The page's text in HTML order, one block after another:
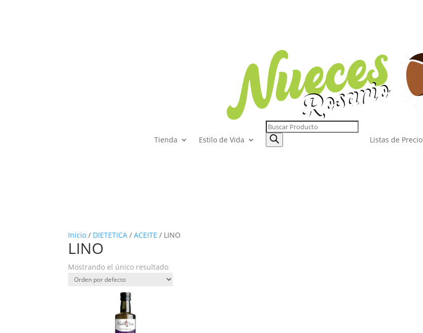
Tienda Estilo de Vida
Búsqueda
de
productos Listas de Precio
Inicio / DIETETICA /ACEITE / LINO
LINO
Mostrando el único resultado